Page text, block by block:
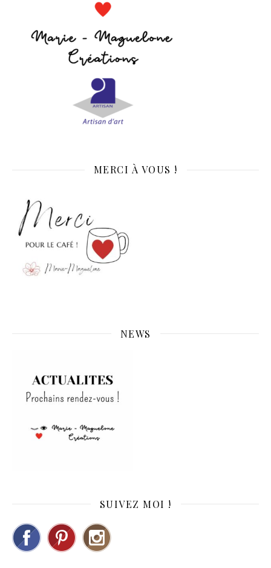
MERCI À VOUS !
NEWS
SUIVEZ MOI !